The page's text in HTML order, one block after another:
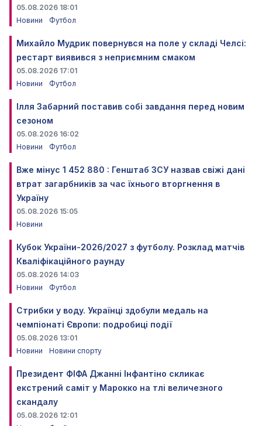
05.08.2026 18:01
Новини
Футбол
Михайло Мудрик повернувся на поле у складі Челсі:
рестарт виявився з неприємним смаком
05.08.2026 17:01
Новини
Футбол
Ілля Забарний поставив собі завдання перед новим
сезоном
05.08.2026 16:02
Новини
Футбол
Вже мінус 1 452 880 : Генштаб ЗСУ назвав свіжі дані
втрат загарбників за час їхнього вторгнення в
Україну
05.08.2026 15:05
Новини
Кубок України-2026/2027 з футболу. Розклад матчів
Кваліфікаційного раунду
05.08.2026 14:03
Новини
Футбол
Стрибки у воду. Українці здобули медаль на
чемпіонаті Європи: подробиці події
05.08.2026 13:01
Новини
Новини спорту
Президент ФІФА Джанні Інфантіно скликає
екстрений саміт у Марокко на тлі величезного
скандалу
05.08.2026 12:01